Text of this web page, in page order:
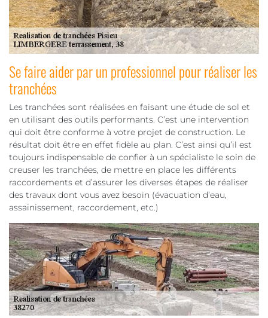
Se faire aider par un professionnel pour réaliser les
tranchées
Les tranchées sont réalisées en faisant une étude de sol et
en utilisant des outils performants. C’est une intervention
qui doit être conforme à votre projet de construction. Le
résultat doit être en effet fidèle au plan. C’est ainsi qu’il est
toujours indispensable de confier à un spécialiste le soin de
creuser les tranchées, de mettre en place les différents
raccordements et d’assurer les diverses étapes de réaliser
des travaux dont vous avez besoin (évacuation d’eau,
assainissement, raccordement, etc.)